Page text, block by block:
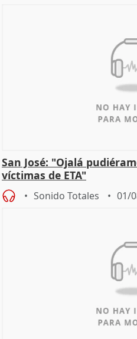
San José: "Ojalá
víctimas de ETA"
Sonido Totales 01/